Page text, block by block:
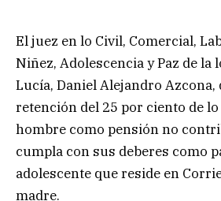
El juez en lo Civil, Comercial,
Niñez, Adolescencia y Paz de la
Lucía, Daniel Alejandro Azcona,
retención del 25 por ciento de
hombre como pensión no
cumpla con sus deberes como
adolescente que reside en
madre.